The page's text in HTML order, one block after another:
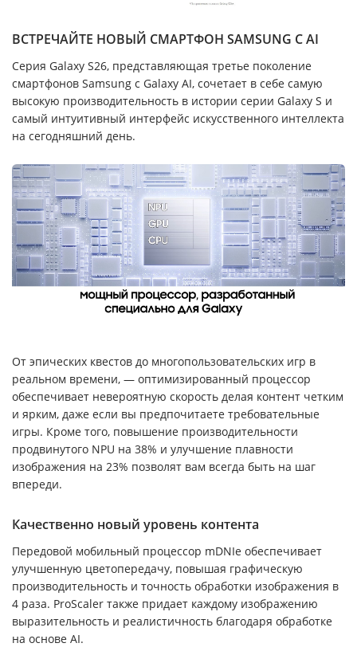
ВСТРЕЧАЙТЕ НОВЫЙ СМАРТФОН SAMSUNG С AI
Серия Galaxy S26, представляющая третье поколение
смартфонов Samsung с Galaxy AI, сочетает в себе самую
высокую производительность в истории серии Galaxy S и
самый интуитивный интерфейс искусственного интеллекта
на сегодняшний день.
От эпических квестов до многопользовательских игр в
реальном времени, — оптимизированный процессор
обеспечивает невероятную скорость делая контент четким
и ярким, даже если вы предпочитаете требовательные
игры. Кроме того, повышение производительности
продвинутого NPU на 38% и улучшение плавности
изображения на 23% позволят вам всегда быть на шаг
впереди.
Качественно новый уровень контента
Передовой мобильный процессор mDNIe обеспечивает
улучшенную цветопередачу, повышая графическую
производительность и точность обработки изображения в
4 раза. ProScaler также придает каждому изображению
выразительность и реалистичность благодаря обработке
на основе AI.